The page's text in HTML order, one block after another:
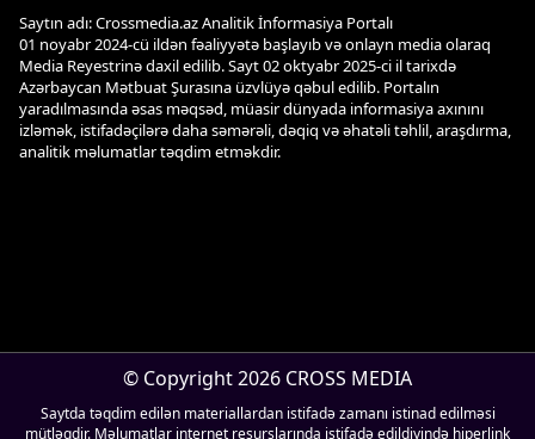
Saytın adı: Crossmedia.az Analitik İnformasiya Portalı
01 noyabr 2024-cü ildən fəaliyyətə başlayıb və onlayn media olaraq
Media Reyestrinə daxil edilib. Sayt 02 oktyabr 2025-ci il tarixdə
Azərbaycan Mətbuat Şurasına üzvlüyə qəbul edilib. Portalın
yaradılmasında əsas məqsəd, müasir dünyada informasiya axınını
izləmək, istifadəçilərə daha səmərəli, dəqiq və əhatəli təhlil, araşdırma,
analitik məlumatlar təqdim etməkdir.
© Copyright 2026 CROSS MEDIA
Saytda təqdim edilən materiallardan istifadə zamanı istinad edilməsi
mütləqdir. Məlumatlar internet resurslarında istifadə edildiyində hiperlink